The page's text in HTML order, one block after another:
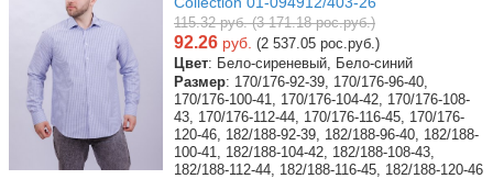
115.32 руб. (3 171.18 рос.руб.)
92.26 руб. (2 537.05 рос.руб.)
Цвет: Бело-сиреневый, Бело-синий
Размер: 170/176-92-39, 170/176-96-40,
170/176-100-41, 170/176-104-42, 170/176-108-
43, 170/176-112-44, 170/176-116-45, 170/176-
120-46, 182/188-92-39, 182/188-96-40, 182/188-
100-41, 182/188-104-42, 182/188-108-43,
182/188-112-44, 182/188-116-45, 182/188-120-46